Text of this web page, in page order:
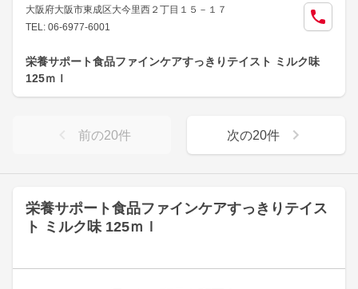
栄養サポート食品ファインケアすっきりテイス
ト ミルク味 125ｍｌ
大阪府大阪市東成区大今里西２丁目１５－１７
TEL: 06-6977-6001
栄養サポート食品ファインケアすっきりテイスト ミルク味
125ｍｌ
前の20件 次の20件